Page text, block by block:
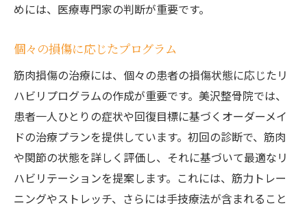
めには、医療専門家の判断が重要です。
個々の損傷に応じたプログラム
筋肉損傷の治療には、個々の患者の損傷状態に応じたリ
ハビリプログラムの作成が重要です。美沢整骨院では、
患者一人ひとりの症状や回復目標に基づくオーダーメイ
ドの治療プランを提供しています。初回の診断で、筋肉
や関節の状態を詳しく評価し、それに基づいて最適なリ
ハビリテーションを提案します。これには、筋力トレー
ニングやストレッチ、さらには手技療法が含まれること